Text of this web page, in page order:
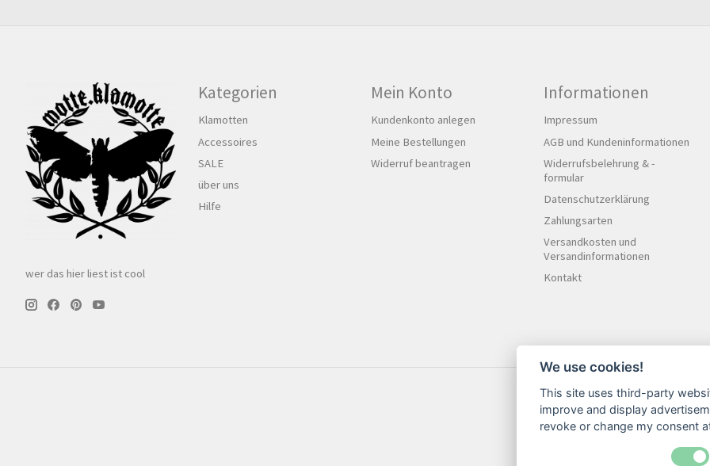
wer das hier liest ist cool
Kategorien
Klamotten
Accessoires
SALE
über uns
Hilfe
Mein Konto
Kundenkonto anlegen
Meine Bestellungen
Widerruf beantragen
Informationen
Impressum
AGB und Kundeninformationen
Widerrufsbelehrung & -
formular
Datenschutzerklärung
Zahlungsarten
Versandkosten und
Versandinformationen
Kontakt
We use cookies!
This site uses third-party
improve and display
revoke or change my consent